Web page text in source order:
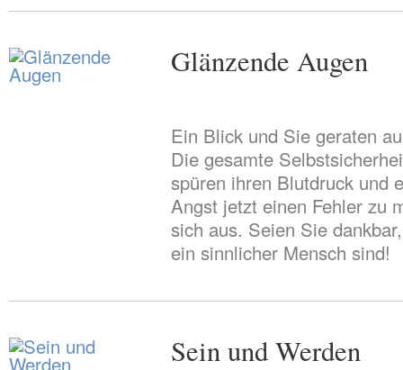
Glänzende Augen
Ein Blick und Sie geraten
Die gesamte
spüren ihren Blutdruck und
Angst jetzt einen Fehler zu
sich aus. Seien Sie
ein sinnlicher Mensch sind!
Sein und Werden